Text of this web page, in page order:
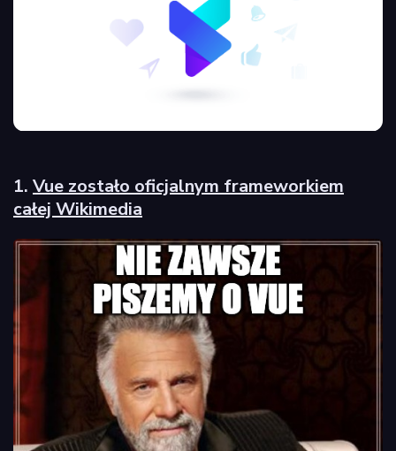
1. Vue zostało oficjalnym frameworkiem
całej Wikimedia